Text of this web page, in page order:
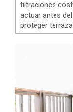
filtraciones
actuar antes
proteger